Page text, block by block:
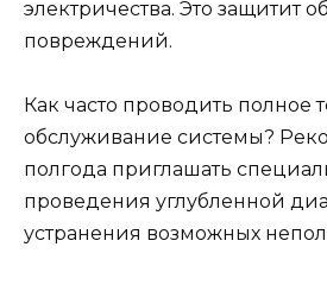
электричества. Это защитит
повреждений.
Как часто проводить полное
обслуживание системы?
полгода приглашать
проведения углубленной
устранения возможных